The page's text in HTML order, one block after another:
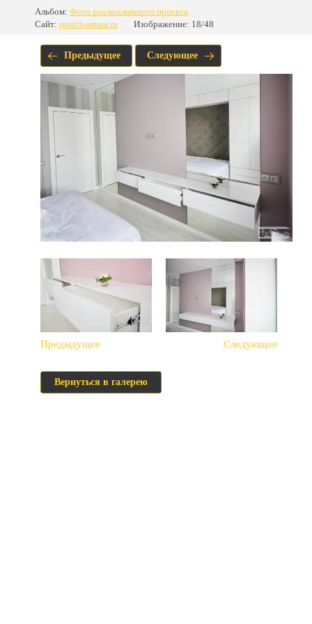
Альбом: Фото реализованного проекта
Сайт: rosstilsamara.ru Изображение: 18/48
Предыдущее Следующее
Предыдущее Следующее
Вернуться в галерею